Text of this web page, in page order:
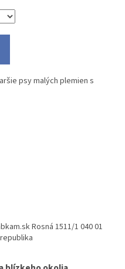
psy malých plemien s
Rosná 1511/1 040 01